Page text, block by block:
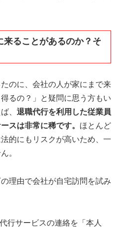
来ることがあるのか？そ
のに、会社の人が家にまで来
るの？」と疑問に思う方もい
、 退職代行を利用した従業員
スは非常に稀です。 ほとんど
的にもリスクが高いため、一
。
理由で会社が自宅訪問を試み
行サービスの連絡を「本人